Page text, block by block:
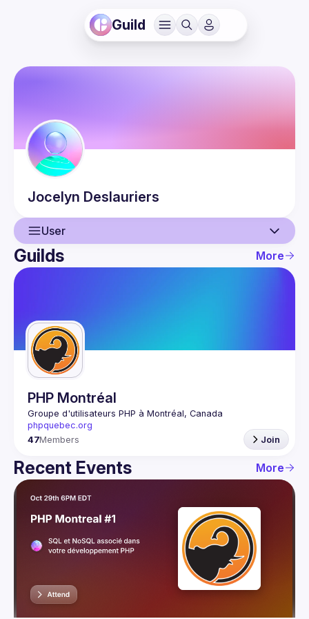
Guild
Jocelyn Deslauriers
User
User
Guilds
Guilds More
PHP Montréal
Groupe d'utilisateurs PHP à Montréal, Canada
phpquebec.org
47Members Join
Recent Events More